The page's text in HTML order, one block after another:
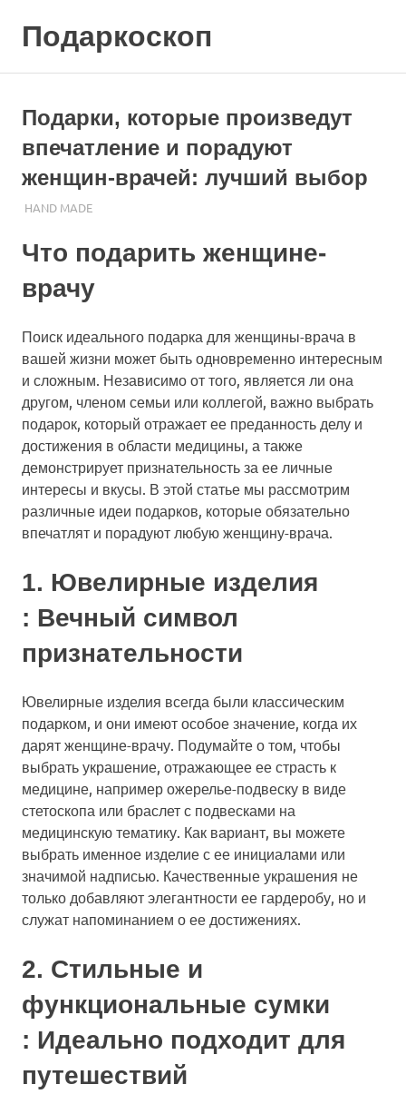
Подаркоскоп
подарить
Подарки, которые произведут
впечатление и порадуют
женщин-врачей: лучший выбор
26.11.2023
ПОДАРЧЕК
HAND MADE
Что подарить женщине-
врачу
Поиск идеального подарка для женщины-врача в
вашей жизни может быть одновременно интересным
и сложным. Независимо от того, является ли она
другом, членом семьи или коллегой, важно выбрать
подарок, который отражает ее преданность делу и
достижения в области медицины, а также
демонстрирует признательность за ее личные
интересы и вкусы. В этой статье мы рассмотрим
различные идеи подарков, которые обязательно
впечатлят и порадуют любую женщину-врача.
1. Ювелирные изделия
: Вечный символ
признательности
Ювелирные изделия всегда были классическим
подарком, и они имеют особое значение, когда их
дарят женщине-врачу. Подумайте о том, чтобы
выбрать украшение, отражающее ее страсть к
медицине, например ожерелье-подвеску в виде
стетоскопа или браслет с подвесками на
медицинскую тематику. Как вариант, вы можете
выбрать именное изделие с ее инициалами или
значимой надписью. Качественные украшения не
только добавляют элегантности ее гардеробу, но и
служат напоминанием о ее достижениях.
2. Стильные и
функциональные сумки
: Идеально подходит для
путешествий